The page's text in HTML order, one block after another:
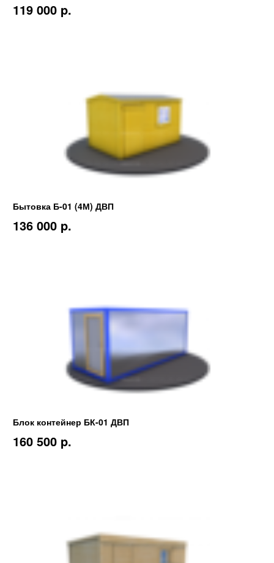
119 000 p.
Бытовка Б-01 (4М) ДВП
136 000 p.
Блок контейнер БК-01 ДВП
160 500 p.